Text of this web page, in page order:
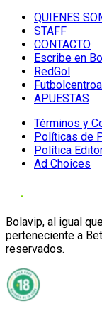
QUIENES
STAFF
CONTACTO
Escribe en
RedGol
APUESTAS
Términos y
Políticas de
Política
Ad Choices
Bolavip, al igual
perteneciente a
reservados.